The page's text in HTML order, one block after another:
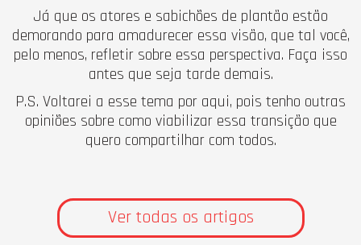
Já que os atores e sabichões de plantão estão
demorando para amadurecer essa visão, que tal você,
pelo menos, refletir sobre essa perspectiva. Faça isso
antes que seja tarde demais.
P.S. Voltarei a esse tema por aqui, pois tenho outras
opiniões sobre como viabilizar essa transição que
quero compartilhar com todos.
Ver todas os artigos